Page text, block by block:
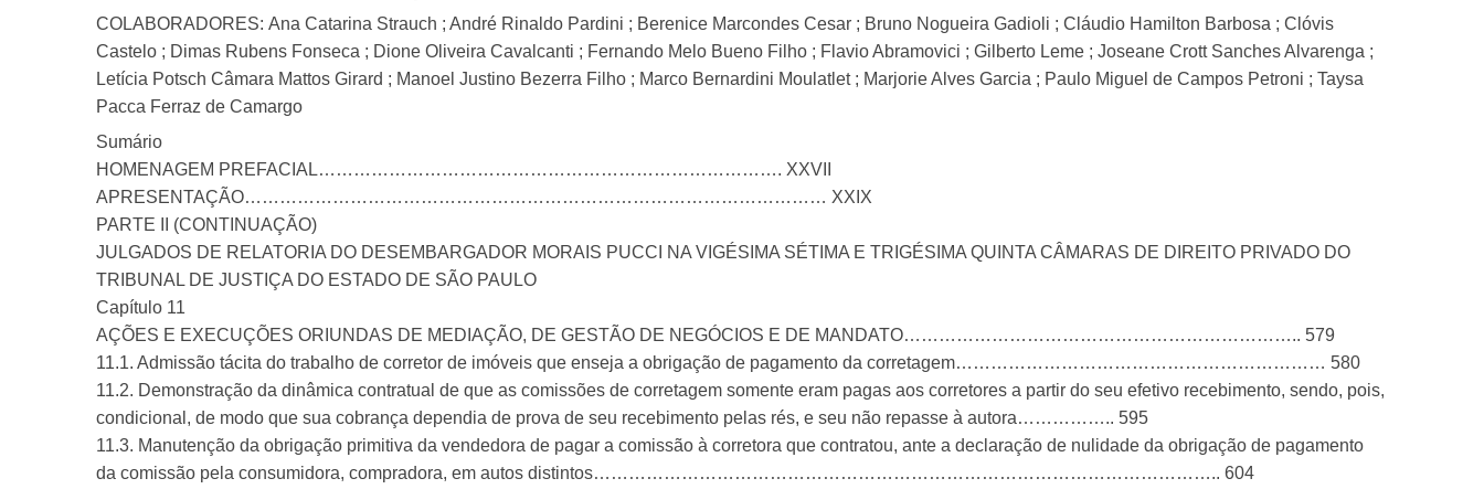
COLABORADORES: Ana Catarina Strauch ; André Rinaldo Pardini ; Berenice Marcondes Cesar ; Bruno Nogueira Gadioli ; Cláudio Hamilton Barbosa ; Clóvis
Castelo ; Dimas Rubens Fonseca ; Dione Oliveira Cavalcanti ; Fernando Melo Bueno Filho ; Flavio Abramovici ; Gilberto Leme ; Joseane Crott Sanches Alvarenga ;
Letícia Potsch Câmara Mattos Girard ; Manoel Justino Bezerra Filho ; Marco Bernardini Moulatlet ; Marjorie Alves Garcia ; Paulo Miguel de Campos Petroni ; Taysa
Pacca Ferraz de Camargo
Sumário
HOMENAGEM PREFACIAL……………………………………………………………………. XXVII
APRESENTAÇÃO……………………………………………………………………………………… XXIX
PARTE II (CONTINUAÇÃO)
JULGADOS DE RELATORIA DO DESEMBARGADOR MORAIS PUCCI NA VIGÉSIMA SÉTIMA E TRIGÉSIMA QUINTA CÂMARAS DE DIREITO PRIVADO DO
TRIBUNAL DE JUSTIÇA DO ESTADO DE SÃO PAULO
Capítulo 11
AÇÕES E EXECUÇÕES ORIUNDAS DE MEDIAÇÃO, DE GESTÃO DE NEGÓCIOS E DE MANDATO………………………………………………………….. 579
11.1. Admissão tácita do trabalho de corretor de imóveis que enseja a obrigação de pagamento da corretagem……………………………………………………… 580
11.2. Demonstração da dinâmica contratual de que as comissões de corretagem somente eram pagas aos corretores a partir do seu efetivo recebimento, sendo, pois,
condicional, de modo que sua cobrança dependia de prova de seu recebimento pelas rés, e seu não repasse à autora…………….. 595
11.3. Manutenção da obrigação primitiva da vendedora de pagar a comissão à corretora que contratou, ante a declaração de nulidade da obrigação de pagamento
da comissão pela consumidora, compradora, em autos distintos…………………………………………………………………………………………….. 604